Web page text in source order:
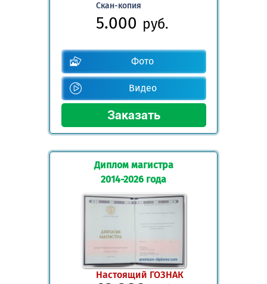
Скан-копия
5.000 руб.
Фото
Видео
Диплом магистра
2014-2026 года
Настоящий ГОЗНАК